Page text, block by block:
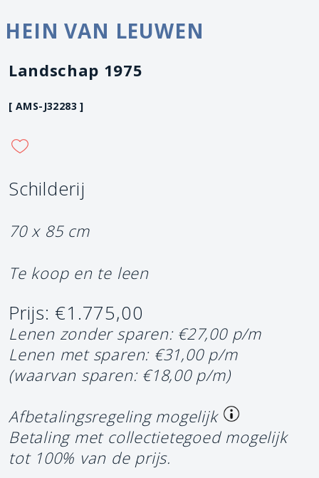
HEIN VAN LEUWEN
Landschap 1975
[ AMS-J32283 ]
Schilderij
70 x 85 cm
Te koop en te leen
Prijs: €1.775,00
Lenen zonder sparen: €27,00 p/m
Lenen met sparen: €31,00 p/m
(waarvan sparen: €18,00 p/m)
Afbetalingsregeling mogelijk
Betaling met collectietegoed mogelijk
tot 100% van de prijs.